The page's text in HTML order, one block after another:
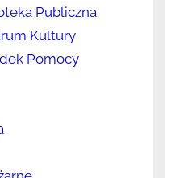
Publiczna
Kultury
Pomocy